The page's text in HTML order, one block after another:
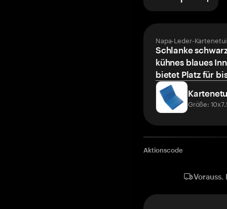
Napa-Leder-
Schlanke
kühnes blaues
bietet Platz für
Größe:
Aktionscode